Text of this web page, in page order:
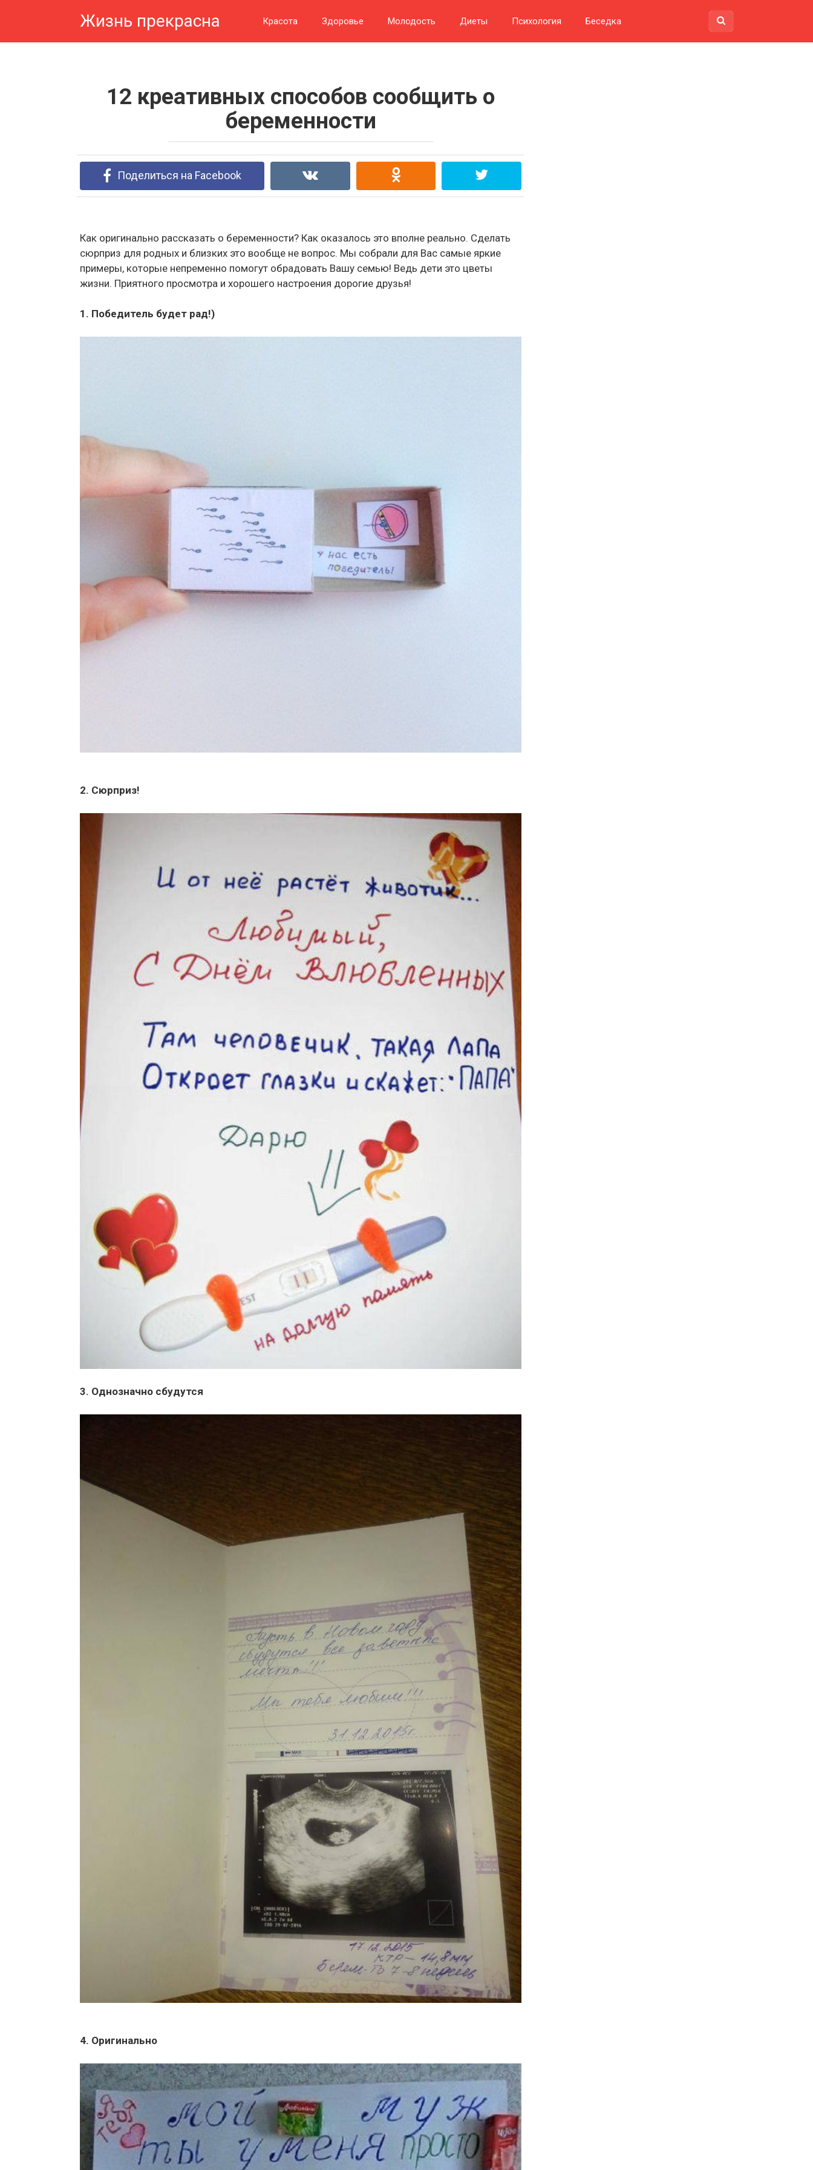
Жизнь прекрасна Красота Здоровье Молодость Диеты Психология Беседка
12 креативных способов сообщить о
беременности
Поделиться на Facebook
Как оригинально рассказать о беременности? Как оказалось это вполне реально. Сделать
сюрприз для родных и близких это вообще не вопрос. Мы собрали для Вас самые яркие
примеры, которые непременно помогут обрадовать Вашу семью! Ведь дети это цветы
жизни. Приятного просмотра и хорошего настроения дорогие друзья!
1. Победитель будет рад!)
2. Сюрприз!
3. Однозначно сбудутся
4. Оригинально